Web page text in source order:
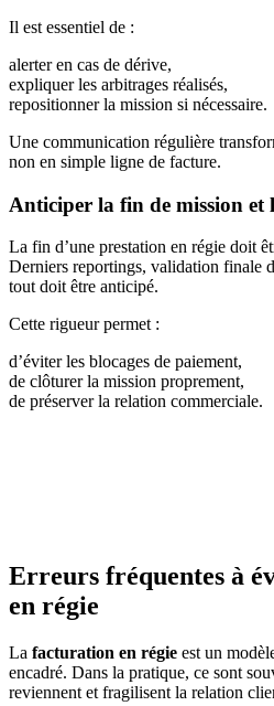
Il est essentiel de :
alerter en cas de dérive,
expliquer les arbitrages réalisés,
repositionner la mission si nécessaire.
Une communication régulière
non en simple ligne de facture.
Anticiper la fin de mission
La fin d’une prestation en régie doit
Derniers reportings, validation finale
tout doit être anticipé.
Cette rigueur permet :
d’éviter les blocages de paiement,
de clôturer la mission proprement,
de préserver la relation commerciale.
Erreurs fréquentes à
en régie
La facturation en régie est un
encadré. Dans la pratique, ce sont
reviennent et fragilisent la relation